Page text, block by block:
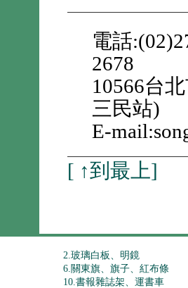
電話
2678
10566台
三民站)
E-
[ ↑到最上]
2.玻璃白板、明鏡
6.關東旗、旗子、紅布條
10.書報雜誌架、運書車